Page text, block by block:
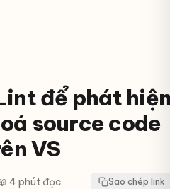
để phát
source code
VS
4 phút đọc Sao chép link